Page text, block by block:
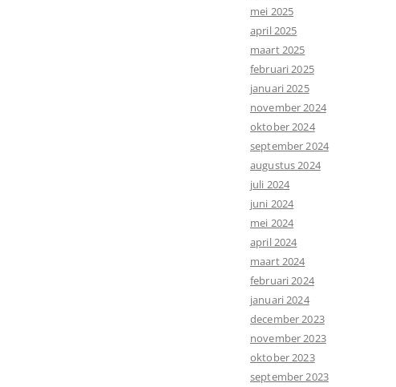
mei 2025
april 2025
maart 2025
februari 2025
januari 2025
november 2024
oktober 2024
september 2024
augustus 2024
juli 2024
juni 2024
mei 2024
april 2024
maart 2024
februari 2024
januari 2024
december 2023
november 2023
oktober 2023
september 2023